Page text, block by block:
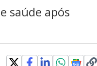
saúde após